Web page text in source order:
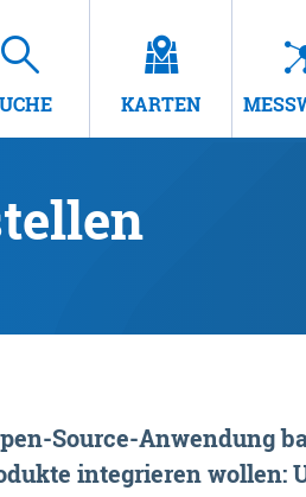
KARTEN
Source-Anwendung
integrieren wollen: